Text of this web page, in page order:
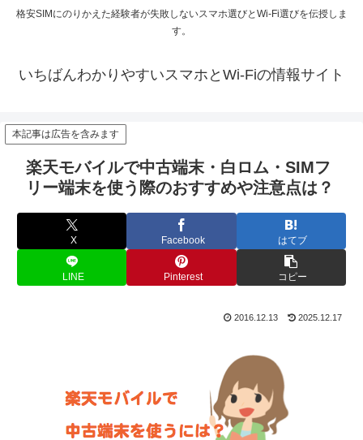
格安SIMにのりかえた経験者が失敗しないスマホ選びとWi-Fi選びを伝授しま
す。
いちばんわかりやすいスマホとWi-Fiの情報サイト
本記事は広告を含みます
楽天モバイルで中古端末・白ロム・SIMフ
リー端末を使う際のおすすめや注意点は？
X Facebook はてブ
LINE Pinterest コピー
2016.12.13 2025.12.17